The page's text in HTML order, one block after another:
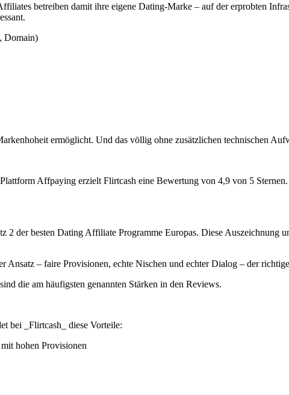
betreiben damit ihre eigene Dating-Marke – auf der erprobten
Domain)
ermöglicht. Und das völlig ohne zusätzlichen technischen
Affpaying erzielt Flirtcash eine Bewertung von 4,9 von 5
der besten Dating Affiliate Programme Europas. Diese Auszeichnung
Ansatz – faire Provisionen, echte Nischen und echter Dialog – der
die am häufigsten genannten Stärken in den Reviews.
bei _Flirtcash_ diese Vorteile:
hohen Provisionen